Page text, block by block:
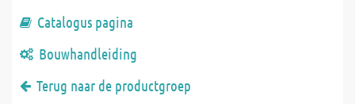
Catalogus pagina
Bouwhandleiding
Terug naar de productgroep